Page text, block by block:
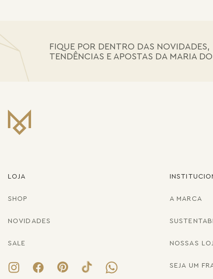
FIQUE POR DENTRO DAS NOVIDADES,
TENDÊNCIAS E APOSTAS DA MARIA
LOJA
SHOP
NOVIDADES
SALE
A MARCA
NOSSAS
SEJA UM